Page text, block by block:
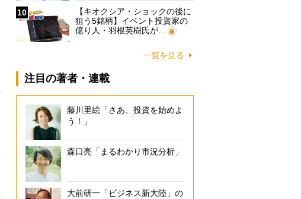
10
【キオクシア・ショックの後に
狙う5銘柄】イベント投資家の
億り人・羽根英樹氏が…
一覧を見る
注目の著者・連載
藤川里絵「さあ、投資を始めよ
う！」
森口亮「まるわかり市況分析」
大前研一「ビジネス新大陸」の